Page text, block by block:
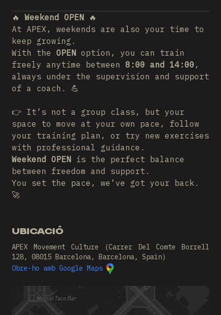
🔥 Weekend OPEN 🔥
At APEX, weekends are also your time to
keep growing.
With the OPEN option, you can train
freely anytime between 8:00 and 14:00 ,
always under the supervision and support
of a coach. 💪
👉 It’s not a group class, but your
space to move at your own pace, follow
your training plan, or try new exercises
with professional guidance.
Weekend OPEN is the perfect balance
between freedom and support.
You set the pace, we’ve got your back.
🚀
UBICACIÓ
APEX Movement Culture (Carrer Del Comte Borrell
128, 08015 Barcelona, Barcelona, Spain)
Obre-ho amb Google Maps